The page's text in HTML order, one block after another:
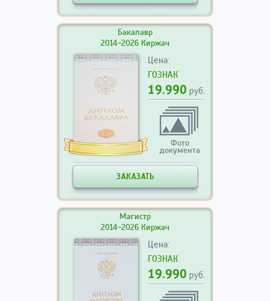
Бакалавр
2014-2026 Киржач
Цена:
ГОЗНАК
19.990 руб.
Фото
документа
ЗАКАЗАТЬ
Магистр
2014-2026 Киржач
Цена:
ГОЗНАК
19.990 руб.